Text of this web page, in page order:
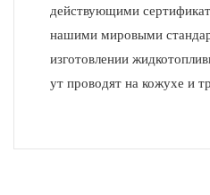
действующими
нашими мировыми
изготовлении
ут проводят на кожухе и